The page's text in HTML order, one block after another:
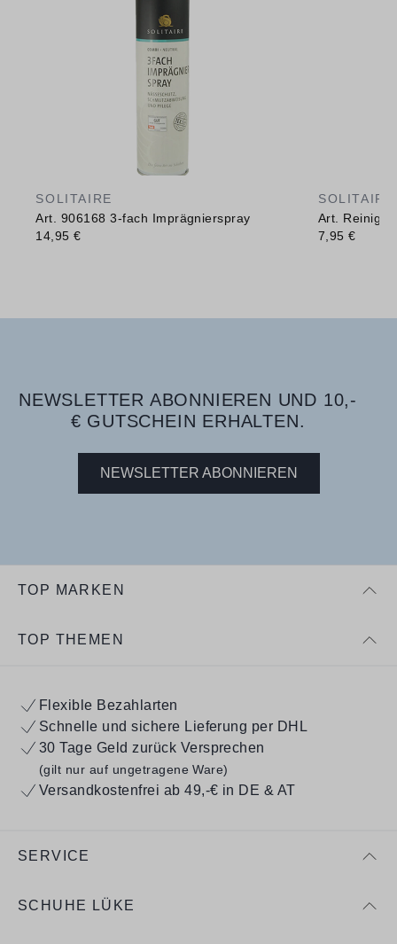
SOLITAIRE
Art. 906168 3-fach Imprägnierspray
14,95 €
SOLITAIRE
Art.
7,95 €
NEWSLETTER ABONNIEREN UND 10,-
€ GUTSCHEIN ERHALTEN.
NEWSLETTER ABONNIEREN
TOP MARKEN
TOP THEMEN
Flexible Bezahlarten
Schnelle und sichere Lieferung per DHL
30 Tage Geld zurück Versprechen
(gilt nur auf ungetragene Ware)
Versandkostenfrei ab 49,-€ in DE & AT
SERVICE
SCHUHE LÜKE